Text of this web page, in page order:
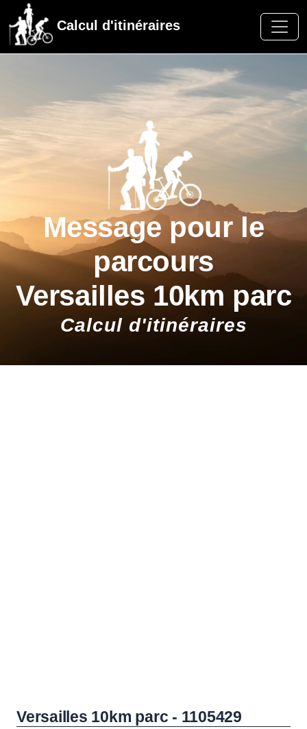
Calcul d'itinéraires
Message pour le
parcours
Versailles 10km parc
Calcul d'itinéraires
Versailles 10km parc - 1105429